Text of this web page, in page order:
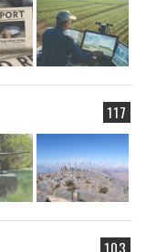
117
103